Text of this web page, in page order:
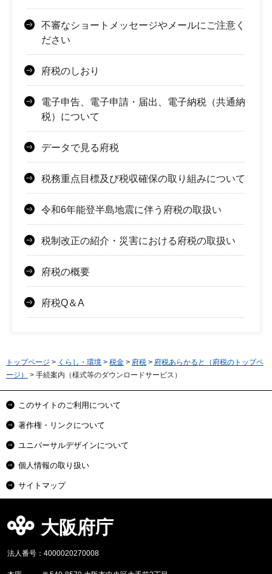
不審なショートメッセージやメールにご注意く
ださい
府税のしおり
電子申告、電子申請・届出、電子納税（共通納
税）について
データで見る府税
税務重点目標及び税収確保の取り組みについて
令和6年能登半島地震に伴う府税の取扱い
税制改正の紹介・災害における府税の取扱い
府税の概要
府税Q＆A
トップページ > くらし・環境 > 税金 > 府税 > 府税あらかると（府税のトップペ
ージ）
> 手続案内（様式等のダウンロードサービス）
このサイトのご利用について
著作権・リンクについて
ユニバーサルデザインについて
個人情報の取り扱い
サイトマップ
大阪府庁
法人番号：4000020270008